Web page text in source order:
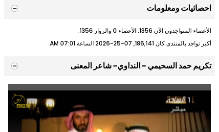
احصائيات ومعلومات
الأعضاء المتواجدون الآن 1356. الأعضاء 0 والزوار 1356.
أكبر تواجد بالمنتدى كان 186,141, 07-25-2026 الساعة
07:01 AM
.
تكريم حمد السحيمي - النداوي- شاعر المعنى